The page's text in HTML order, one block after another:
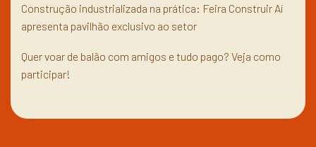
Construção industrializada na prática: Feira Construir Aí
apresenta pavilhão exclusivo ao setor
Quer voar de balão com amigos e tudo pago? Veja como
participar!